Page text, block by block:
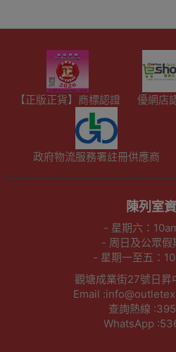
【正版正貨】商標認證 優網店
政府物流服務署註冊供應商
陳列室
- 星期六：
- 周日及公眾假
- 星期一至五：
觀塘成業街27號日
Email
查詢熱線
WhatsApp